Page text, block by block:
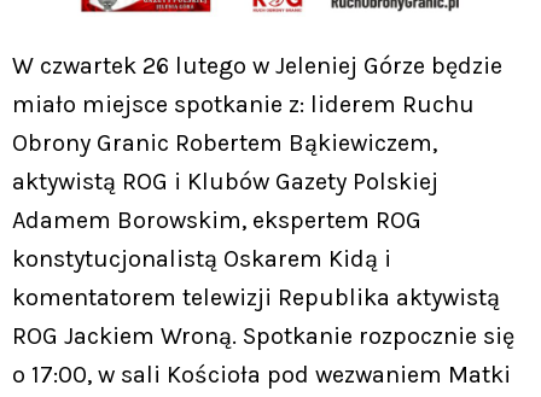
W czwartek 26 lutego w Jeleniej Górze będzie
miało miejsce spotkanie z: liderem Ruchu
Obrony Granic Robertem Bąkiewiczem,
aktywistą ROG i Klubów Gazety Polskiej
Adamem Borowskim, ekspertem ROG
konstytucjonalistą Oskarem Kidą i
komentatorem telewizji Republika aktywistą
ROG Jackiem Wroną. Spotkanie rozpocznie się
o 17:00, w sali Kościoła pod wezwaniem Matki